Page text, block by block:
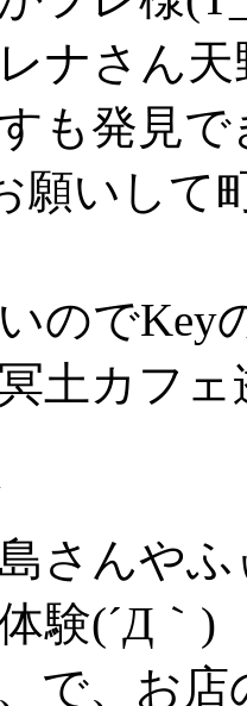
ナさん
も発見で
願いして
のでKey
土カフ
さんや
験(´Д｀)
、お店